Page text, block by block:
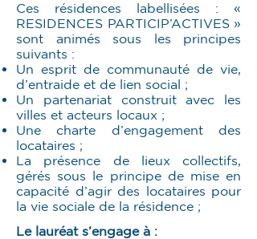
Ces résidences labellisées : «
RESIDENCES PARTICIP’ACTIVES »
sont animés sous les principes
suivants :
Un esprit de communauté de vie,
d’entraide et de lien social ;
Un partenariat construit avec les
villes et acteurs locaux ;
Une charte d’engagement des
locataires ;
La présence de lieux collectifs,
gérés sous le principe de mise en
capacité d’agir des locataires pour
la vie sociale de la résidence ;
Le lauréat s’engage à :